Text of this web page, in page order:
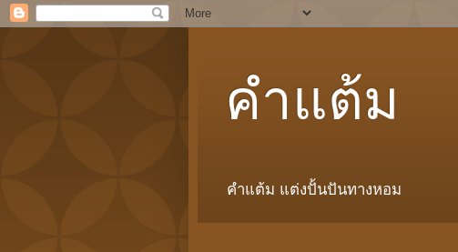
คำแต้ม
คำแต้ม แต่งปั้นปันทางหอม